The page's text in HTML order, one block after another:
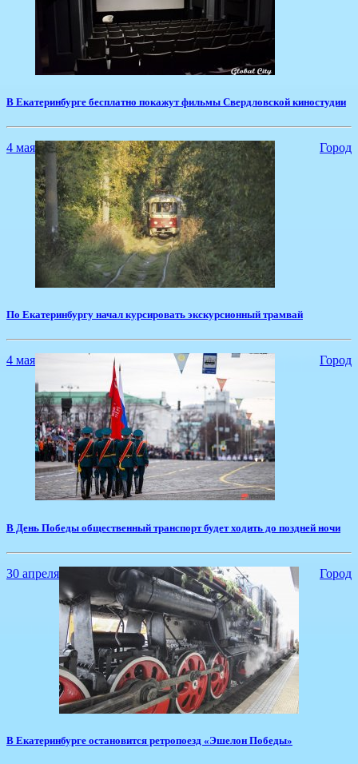
​В Екатеринбурге бесплатно покажут фильмы Свердловской киностудии
4 мая Город
По Екатеринбургу начал курсировать экскурсионный трамвай
4 мая Город
​В День Победы общественный транспорт будет ходить до поздней ночи
30 апреля Город
​В Екатеринбурге остановится ретропоезд «Эшелон Победы»